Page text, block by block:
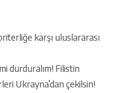
karşı uluslararası
durduralım! Filistin
Ukrayna’dan çekilsin!